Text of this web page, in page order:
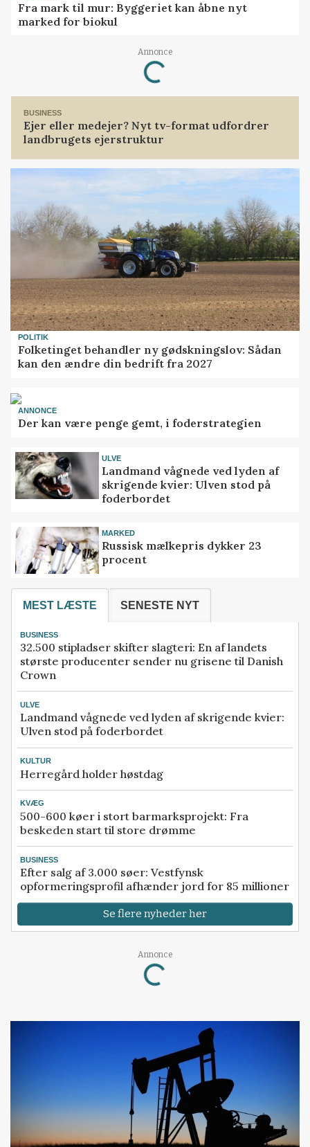
Fra mark til mur: Byggeriet kan åbne nyt
marked for biokul
Annonce
Loading...
BUSINESS
Ejer eller medejer? Nyt tv-format udfordrer
landbrugets ejerstruktur
POLITIK
Folketinget behandler ny gødskningslov: Sådan
kan den ændre din bedrift fra 2027
ANNONCE
Der kan være penge gemt, i foderstrategien
ULVE
Landmand vågnede ved lyden af
skrigende kvier: Ulven stod på
foderbordet
MARKED
Russisk mælkepris dykker 23
procent
MEST LÆSTE SENESTE NYT
BUSINESS
32.500 stipladser skifter slagteri: En af landets
største producenter sender nu grisene til Danish
Crown
ULVE
Landmand vågnede ved lyden af skrigende kvier:
Ulven stod på foderbordet
KULTUR
Herregård holder høstdag
KVÆG
500-600 køer i stort barmarksprojekt: Fra
beskeden start til store drømme
BUSINESS
Efter salg af 3.000 søer: Vestfynsk
opformeringsprofil afhænder jord for 85 millioner
Se flere nyheder her
Annonce
Loading...